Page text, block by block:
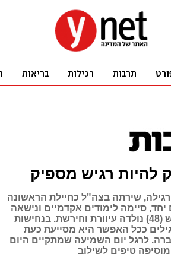
להיות רגיש מספיק
שירתה בצה"ל כחיילת הראשונה
סיימה לימודים אקדמיים ונישאה
לבחיר ליבה. לירית שפיר שמש (48) נולדה עיוורת וחירשת. בנחישות
ככל האפשר היא מסייעת כעת
לרגל יום השמיעה שמתקיים היום
טיפים לשילוב